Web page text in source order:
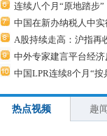
连续八个月“原地踏步”
中国在新办纳税人中
A股持续走高：沪指再
中外专家建言平台经
中国LPR连续8个月“按
热点视频 趣